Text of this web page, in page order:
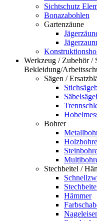
Sichtschutz
Bonazabohlen
Gartenzäune
Werkzeug / Zubehör /
Bekleidung/
Sägen /
Bohrer
Stechbeitel /
Hämmer